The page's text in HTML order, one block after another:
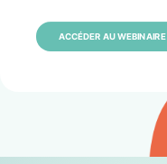
ACCÉDER AU WEBINAIRE